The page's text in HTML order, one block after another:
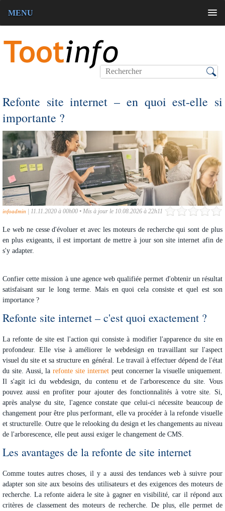
MENU
Refonte site internet – en quoi est-elle si
importante ?
infoadmin 11.11.2020 à 00h00 • Mis à jour le 10.08.2026 à 22h11
Le web ne cesse d'évoluer et avec les moteurs de recherche qui sont de plus
en plus exigeants, il est important de mettre à jour son site internet afin de
s'y adapter.
Confier cette mission à une agence web qualifiée permet d'obtenir un résultat
satisfaisant sur le long terme. Mais en quoi cela consiste et quel est son
importance ?
Refonte site internet – c'est quoi exactement ?
La refonte de site est l'action qui consiste à modifier l'apparence du site en
profondeur. Elle vise à améliorer le webdesign en travaillant sur l'aspect
visuel du site et sa structure en général. Le travail à effectuer dépend de l'état
du site. Aussi, larefonte site internetpeut concerner la visuelle uniquement.
Il s'agit ici du webdesign, du contenu et de l'arborescence du site. Vous
pouvez aussi en profiter pour ajouter des fonctionnalités à votre site. Si,
après analyse du site, l'agence constate que celui-ci nécessite beaucoup de
changement pour être plus performant, elle va procéder à la refonde visuelle
et structurelle. Outre que le relooking du design et les changements au niveau
de l'arborescence, elle peut aussi exiger le changement de CMS.
Les avantages de la refonte de site internet
Comme toutes autres choses, il y a aussi des tendances web à suivre pour
adapter son site aux besoins des utilisateurs et des exigences des moteurs de
recherche. La refonte aidera le site à gagner en visibilité, car il répond aux
critères de classement des moteurs de recherche. De plus, elle permet de